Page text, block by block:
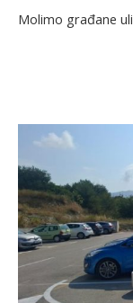
Molimo građane